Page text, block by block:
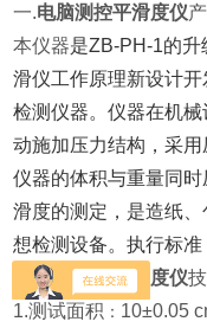
一.电脑测控平滑度仪
本仪器是ZB-PH-1的
滑仪工作原理新设计
检测仪器。仪器在机
动施加压力结构，采
仪器的体积与重量同时
滑度的测定，是造纸
想检测设备。执行标准
二.电脑测控平滑度仪
1.测试面积 ： 10±0.05